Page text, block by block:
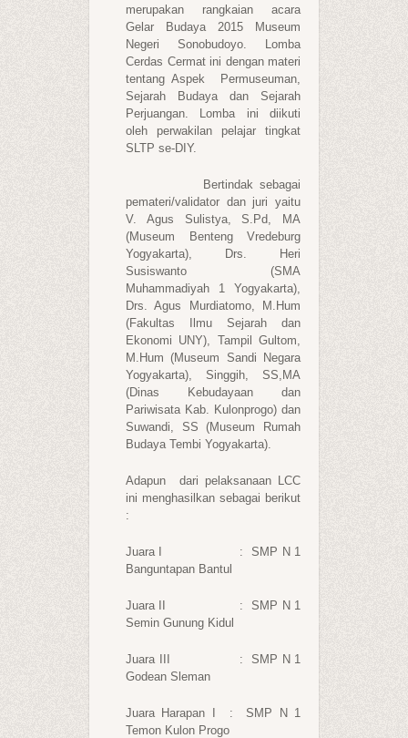
merupakan rangkaian acara
Gelar Budaya 2015 Museum
Negeri Sonobudoyo. Lomba
Cerdas Cermat ini dengan materi
tentang Aspek Permuseuman,
Sejarah Budaya dan Sejarah
Perjuangan. Lomba ini diikuti
oleh perwakilan pelajar tingkat
SLTP se-DIY.
Bertindak sebagai
pemateri/validator dan juri yaitu
V. Agus Sulistya, S.Pd, MA
(Museum Benteng Vredeburg
Yogyakarta), Drs. Heri
Susiswanto (SMA
Muhammadiyah 1 Yogyakarta),
Drs. Agus Murdiatomo, M.Hum
(Fakultas Ilmu Sejarah dan
Ekonomi UNY), Tampil Gultom,
M.Hum (Museum Sandi Negara
Yogyakarta), Singgih, SS,MA
(Dinas Kebudayaan dan
Pariwisata Kab. Kulonprogo) dan
Suwandi, SS (Museum Rumah
Budaya Tembi Yogyakarta).
Adapun dari pelaksanaan LCC
ini menghasilkan sebagai berikut
:
Juara I : SMP N 1
Banguntapan Bantul
Juara II : SMP N 1
Semin Gunung Kidul
Juara III : SMP N 1
Godean Sleman
Juara Harapan I : SMP N 1
Temon Kulon Progo